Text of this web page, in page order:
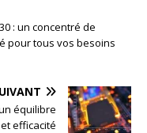
: un concentré de
pour tous vos besoins
équilibre
efficacité